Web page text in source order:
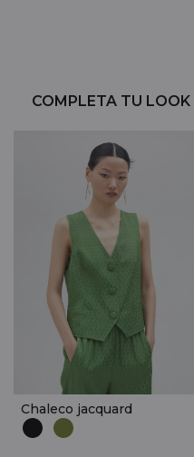
COMPLETA TU LOOK
Chaleco jacquard